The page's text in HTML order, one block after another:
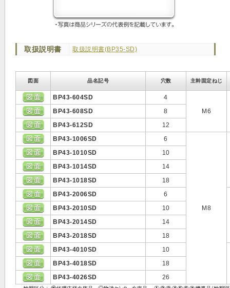
取扱説明書 取扱説明書(BP35-SD)
図面 品名記号 穴数 主幹固定ねじ
BP43-604SD
4
M6
BP43-608SD
8
BP43-612SD
12
BP43-1006SD
6
M8
BP43-1010SD
10
BP43-1014SD
14
BP43-1018SD
18
BP43-2006SD
6
BP43-2010SD
10
BP43-2014SD
14
BP43-2018SD
18
BP43-4010SD
10
BP43-4018SD
18
BP43-4026SD
26